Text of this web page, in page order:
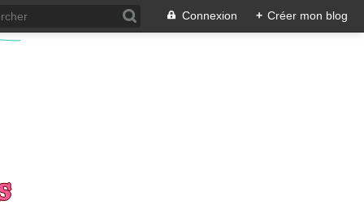
Connexion + Créer mon blog